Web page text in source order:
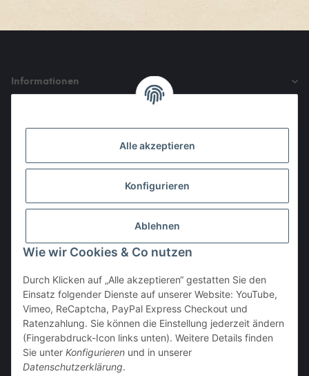
Informationen
Vertrag widerrufen
Alle akzeptieren
Konfigurieren
Ablehnen
Wie wir Cookies & Co nutzen
Durch Klicken auf „Alle akzeptieren“ gestatten Sie den
Einsatz folgender Dienste auf unserer Website: YouTube,
Vimeo, ReCaptcha, PayPal Express Checkout und
Ratenzahlung. Sie können die Einstellung jederzeit ändern
(Fingerabdruck-Icon links unten). Weitere Details finden
Sie unter Konfigurieren und in unserer
Datenschutzerklärung.